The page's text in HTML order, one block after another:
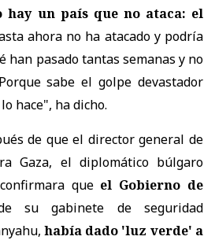
hay un país que no ataca: el
ahora no ha atacado y podría
han pasado tantas semanas y no
sabe el golpe devastador
hace", ha dicho.
de que el director general de
Gaza, el diplomático búlgaro
que el Gobierno de
su gabinete de seguridad
había dado 'luz verde' a